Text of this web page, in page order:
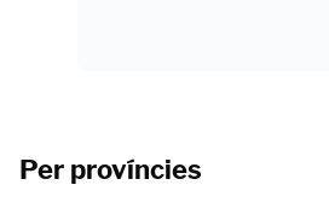
Per províncies